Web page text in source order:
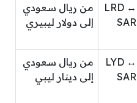
LRD ↔
SAR
من ريال سعودي
إلى دولار ليبيري
LYD ↔
SAR
من ريال سعودي
إلى دينار ليبي